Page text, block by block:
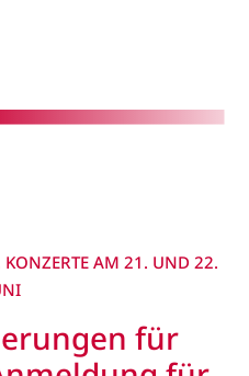
AM 21. UND 22.
für